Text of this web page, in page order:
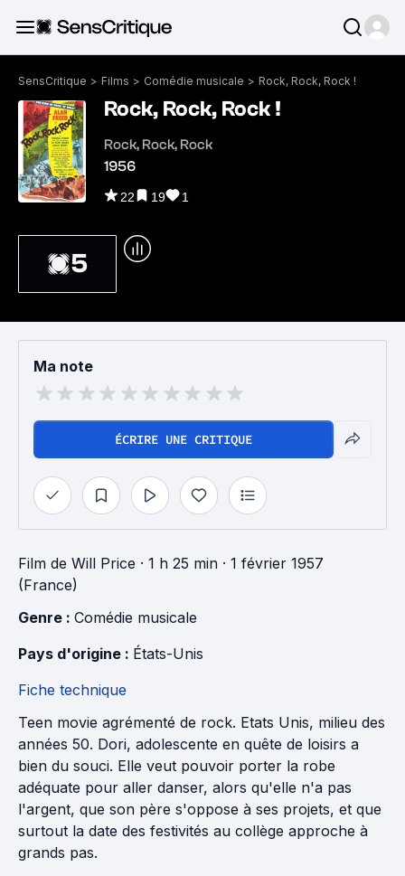
SensCritique > Films > Comédie musicale > Rock, Rock, Rock !
Rock, Rock, Rock !
Rock, Rock, Rock
1956
22 19 1
5
Ma note
ÉCRIRE UNE CRITIQUE
Film de Will Price · 1 h 25 min · 1 février 1957
(France)
Genre : Comédie musicale
Pays d'origine : États-Unis
Fiche technique
Teen movie agrémenté de rock. Etats Unis, milieu des
années 50. Dori, adolescente en quête de loisirs a
bien du souci. Elle veut pouvoir porter la robe
adéquate pour aller danser, alors qu'elle n'a pas
l'argent, que son père s'oppose à ses projets, et que
surtout la date des festivités au collège approche à
grands pas.